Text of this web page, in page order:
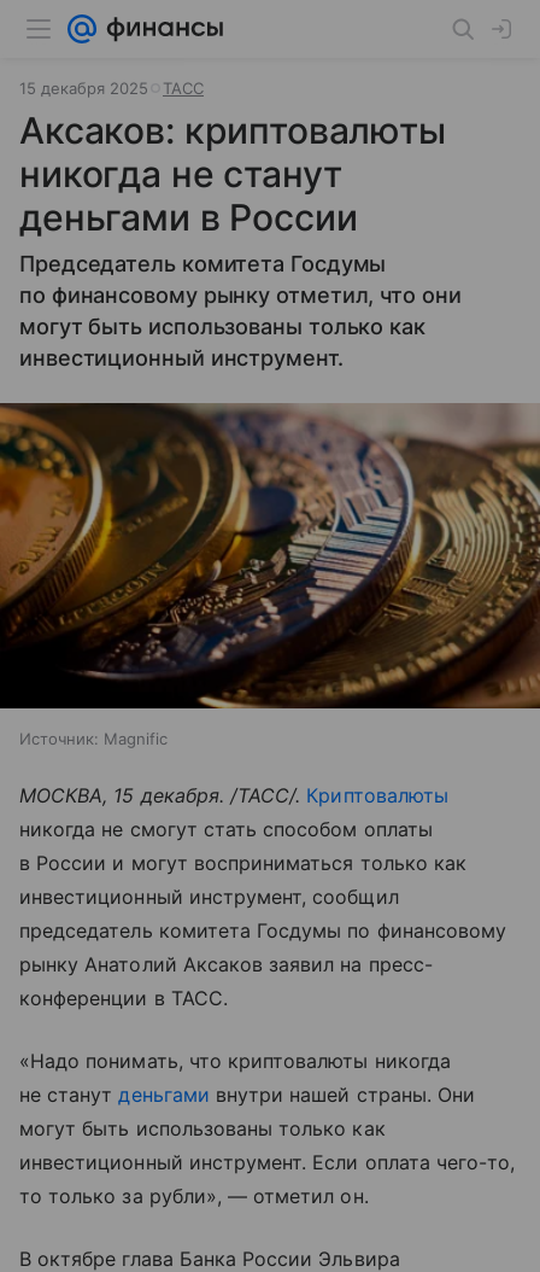
15 декабря 2025 ТАСС
Аксаков: криптовалюты
никогда не станут
деньгами в России
Председатель комитета Госдумы
по финансовому рынку отметил, что они
могут быть использованы только как
инвестиционный инструмент.
Источник: Magnific
МОСКВА, 15 декабря. /ТАСС/. Криптовалюты
никогда не смогут стать способом оплаты
в России и могут восприниматься только как
инвестиционный инструмент, сообщил
председатель комитета Госдумы по финансовому
рынку Анатолий Аксаков заявил на пресс-
конференции в ТАСС.
«Надо понимать, что криптовалюты никогда
не станутденьгами внутри нашей страны. Они
могут быть использованы только как
инвестиционный инструмент. Если оплата чего-то,
то только за рубли», — отметил он.
В октябре глава Банка России Эльвира